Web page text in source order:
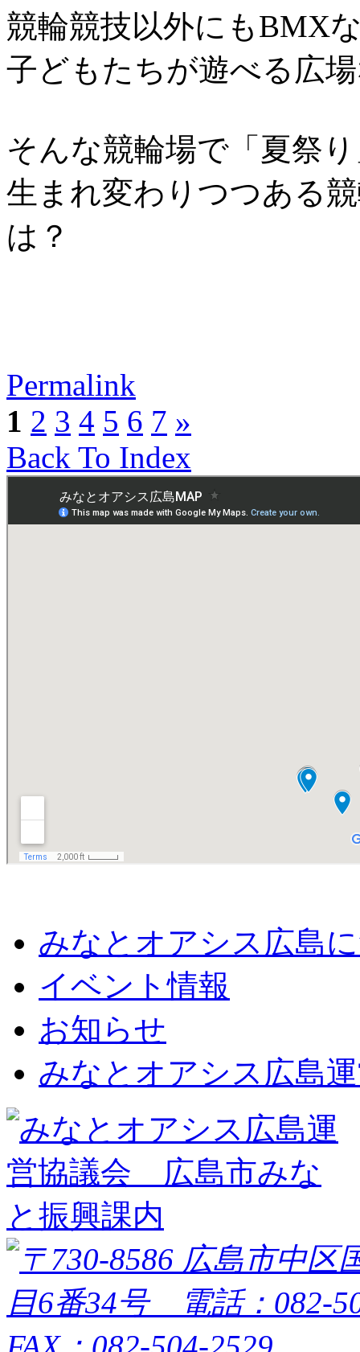
競輪競技以外にもBMX
子どもたちが遊べる広
そんな競輪場で「夏祭
生まれ変わりつつある
は？
Permalink
1 2 3 4 5 6 7 »
Back To Index
みなとオアシス広島
イベント情報
お知らせ
みなとオアシス広島